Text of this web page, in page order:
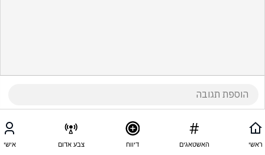
ראשי האשטאגים דיווח צבע אדום אישי